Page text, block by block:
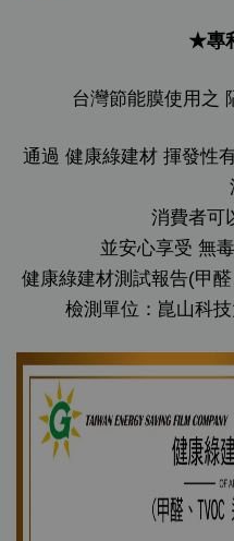
★專
台灣節能膜使用之
通過 健康綠建材 揮發性
消費者可
並安心享受 無
健康綠建材測試報告(甲
檢測單位：崑山科